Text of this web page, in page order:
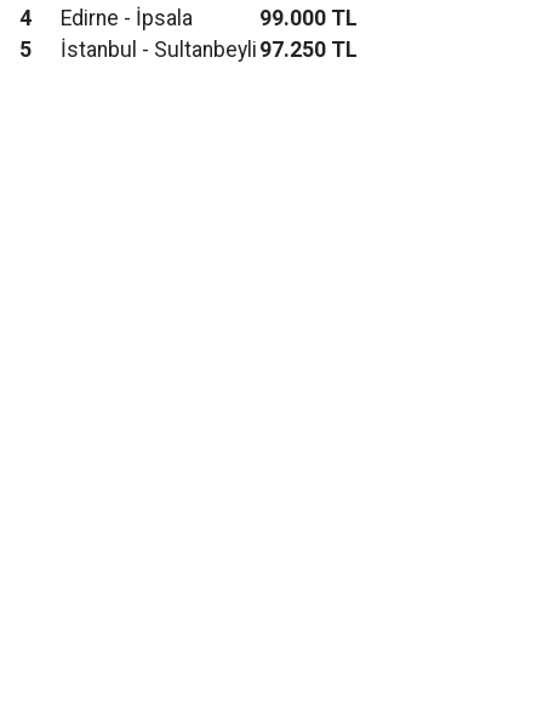
4
Edirne - İpsala
99.000 TL
5
İstanbul - Sultanbeyli 97.250 TL